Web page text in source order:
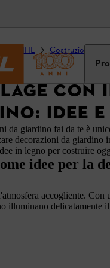
DIY STIHL Costruzioni in
CON
IDEE E
da giardino fai da te è
decorazioni da
in legno per costruire
idee per la
accogliente.
illuminano delicatamente